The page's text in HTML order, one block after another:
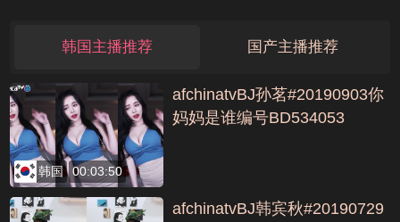
韩国主播推荐 国产主播推荐
韩国 00:03:50
afchinatvBJ孙茗#20190903你
妈妈是谁编号BD534053
afchinatvBJ韩宾秋#20190729